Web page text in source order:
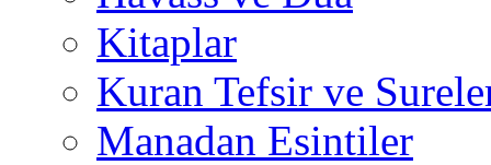
Kitaplar
Kuran Tefsir ve
Manadan Esintiler